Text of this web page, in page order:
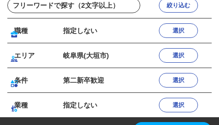
絞り込む
職種 指定しない 選択
エリア 岐阜県(大垣市) 選択
条件 第二新卒歓迎 選択
業種 指定しない 選択